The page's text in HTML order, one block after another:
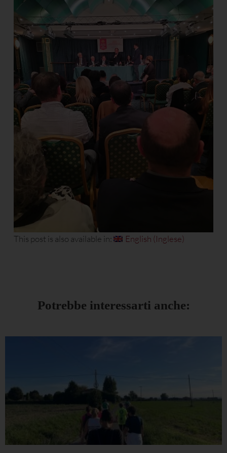
This post is also available in: English (Inglese)
Potrebbe interessarti anche: